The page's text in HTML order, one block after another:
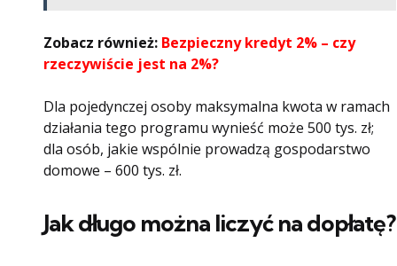
Zobacz również: Bezpieczny kredyt 2% – czy
rzeczywiście jest na 2%?
Dla pojedynczej osoby maksymalna kwota w ramach
działania tego programu wynieść może 500 tys. zł;
dla osób, jakie wspólnie prowadzą gospodarstwo
domowe – 600 tys. zł.
Jak długo można liczyć na dopłatę?